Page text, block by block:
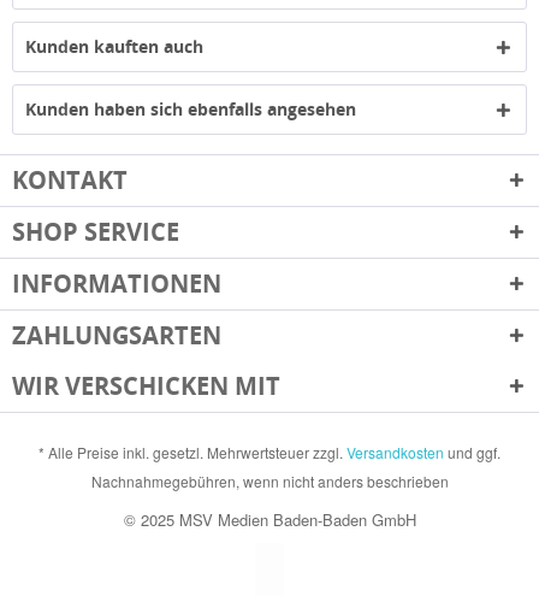
Kunden kauften auch
Kunden haben sich ebenfalls angesehen
KONTAKT
SHOP SERVICE
INFORMATIONEN
ZAHLUNGSARTEN
WIR VERSCHICKEN MIT
* Alle Preise inkl. gesetzl. Mehrwertsteuer zzgl. Versandkosten und ggf.
Nachnahmegebühren, wenn nicht anders beschrieben
© 2025 MSV Medien Baden-Baden GmbH